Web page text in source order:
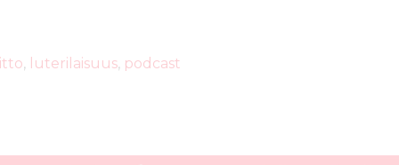
, luterilaisuus, podcast